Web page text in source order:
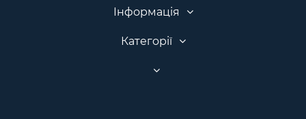
Інформація
Категорії